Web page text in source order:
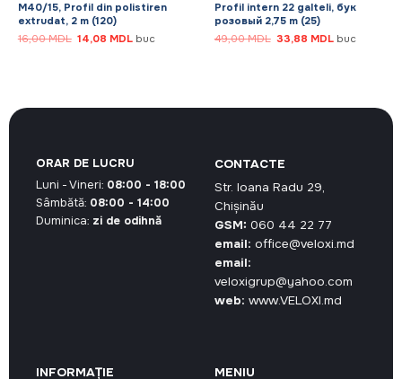
M40/15, Profil din polistiren
extrudat, 2 m (120)
16,00MDL Prețul
inițial
14,08 MDLPrețul
buc
Profil intern 22 galteli, бук
розовый 2,75 m (25)
49,00MDL Prețul
inițial
33,88 MDLPrețul
buc
CONTACTE
Str. Ioana Radu 29,
Chișinău
GSM: 060 44 22 77
email: office@veloxi.md
email:
veloxigrup@yahoo.com
web: www.VELOXI.md
INFORMAȚIE MENIU
ORAR DE LUCRU
Luni - Vineri: 08:00 - 18:00
Sâmbătă: 08:00 - 14:00
Duminica: zi de odihnă